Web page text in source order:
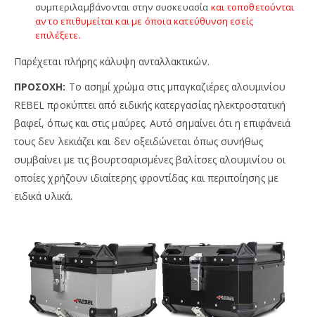
συμπεριλαμβάνονται στην συσκευασία και τοποθετούνται
αν το επιθυμείται και με όποια κατεύθυνση εσείς
επιλέξετε.
Παρέχεται πλήρης κάλυψη ανταλλακτικών.
ΠΡΟΣΟΧΗ: Το ασημί χρώμα στις μπαγκαζιέρες αλουμινίου
REBEL προκύπτει από ειδικής κατεργασίας ηλεκτροστατική
βαφεί, όπως και στις μαύρες. Αυτό σημαίνει ότι η επιφάνειά
τους δεν λεκιάζει και δεν οξειδώνεται όπως συνήθως
συμβαίνει με τις βουρτσαρισμένες βαλίτσες αλουμινίου οι
οποίες χρήζουν ιδιαίτερης φροντίδας και περιποίησης με
ειδικά υλικά.